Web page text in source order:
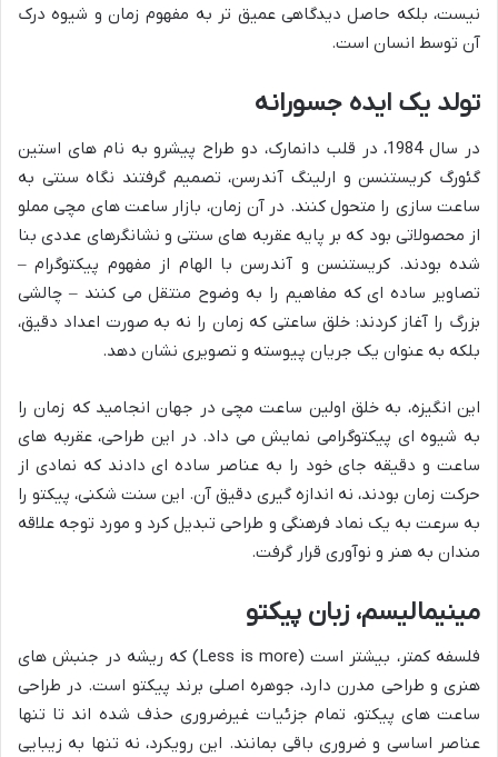
نیست، بلکه حاصل دیدگاهی عمیق تر به مفهوم زمان و شیوه درک
آن توسط انسان است.
تولد یک ایده جسورانه
در سال 1984، در قلب دانمارک، دو طراح پیشرو به نام های استین
گئورگ کریستنسن و ارلینگ آندرسن، تصمیم گرفتند نگاه سنتی به
ساعت سازی را متحول کنند. در آن زمان، بازار ساعت های مچی مملو
از محصولاتی بود که بر پایه عقربه های سنتی و نشانگرهای عددی بنا
شده بودند. کریستنسن و آندرسن با الهام از مفهوم پیکتوگرام –
تصاویر ساده ای که مفاهیم را به وضوح منتقل می کنند – چالشی
بزرگ را آغاز کردند: خلق ساعتی که زمان را نه به صورت اعداد دقیق،
بلکه به عنوان یک جریان پیوسته و تصویری نشان دهد.
این انگیزه، به خلق اولین ساعت مچی در جهان انجامید که زمان را
به شیوه ای پیکتوگرامی نمایش می داد. در این طراحی، عقربه های
ساعت و دقیقه جای خود را به عناصر ساده ای دادند که نمادی از
حرکت زمان بودند، نه اندازه گیری دقیق آن. این سنت شکنی، پیکتو را
به سرعت به یک نماد فرهنگی و طراحی تبدیل کرد و مورد توجه علاقه
مندان به هنر و نوآوری قرار گرفت.
مینیمالیسم، زبان پیکتو
فلسفه کمتر، بیشتر است (Less is more) که ریشه در جنبش های
هنری و طراحی مدرن دارد، جوهره اصلی برند پیکتو است. در طراحی
ساعت های پیکتو، تمام جزئیات غیرضروری حذف شده اند تا تنها
عناصر اساسی و ضروری باقی بمانند. این رویکرد، نه تنها به زیبایی